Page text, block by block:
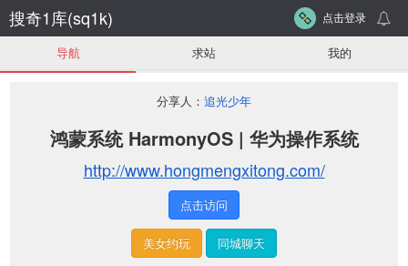
搜奇1库(sq1k) 点击登录
导航 求站 我的
分享人： 追光少年
鸿蒙系统 HarmonyOS | 华为操作系统
http://www.hongmengxitong.com/
点击访问
美女约玩
同城聊天